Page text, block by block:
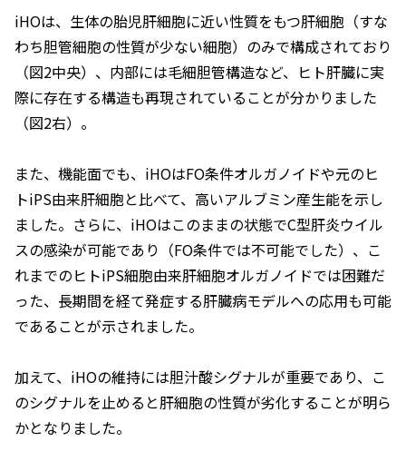
iHOは、生体の胎児肝細胞に近い性質をもつ肝細胞（すな
わち胆管細胞の性質が少ない細胞）のみで構成されており
（図2中央）、内部には毛細胆管構造など、ヒト肝臓に実
際に存在する構造も再現されていることが分かりました
（図2右）。
また、機能面でも、iHOはFO条件オルガノイドや元のヒ
トiPS由来肝細胞と比べて、高いアルブミン産生能を示し
ました。さらに、iHOはこのままの状態でC型肝炎ウイル
スの感染が可能であり（FO条件では不可能でした）、こ
れまでのヒトiPS細胞由来肝細胞オルガノイドでは困難だ
った、長期間を経て発症する肝臓病モデルへの応用も可能
であることが示されました。
加えて、iHOの維持には胆汁酸シグナルが重要であり、こ
のシグナルを止めると肝細胞の性質が劣化することが明ら
かとなりました。